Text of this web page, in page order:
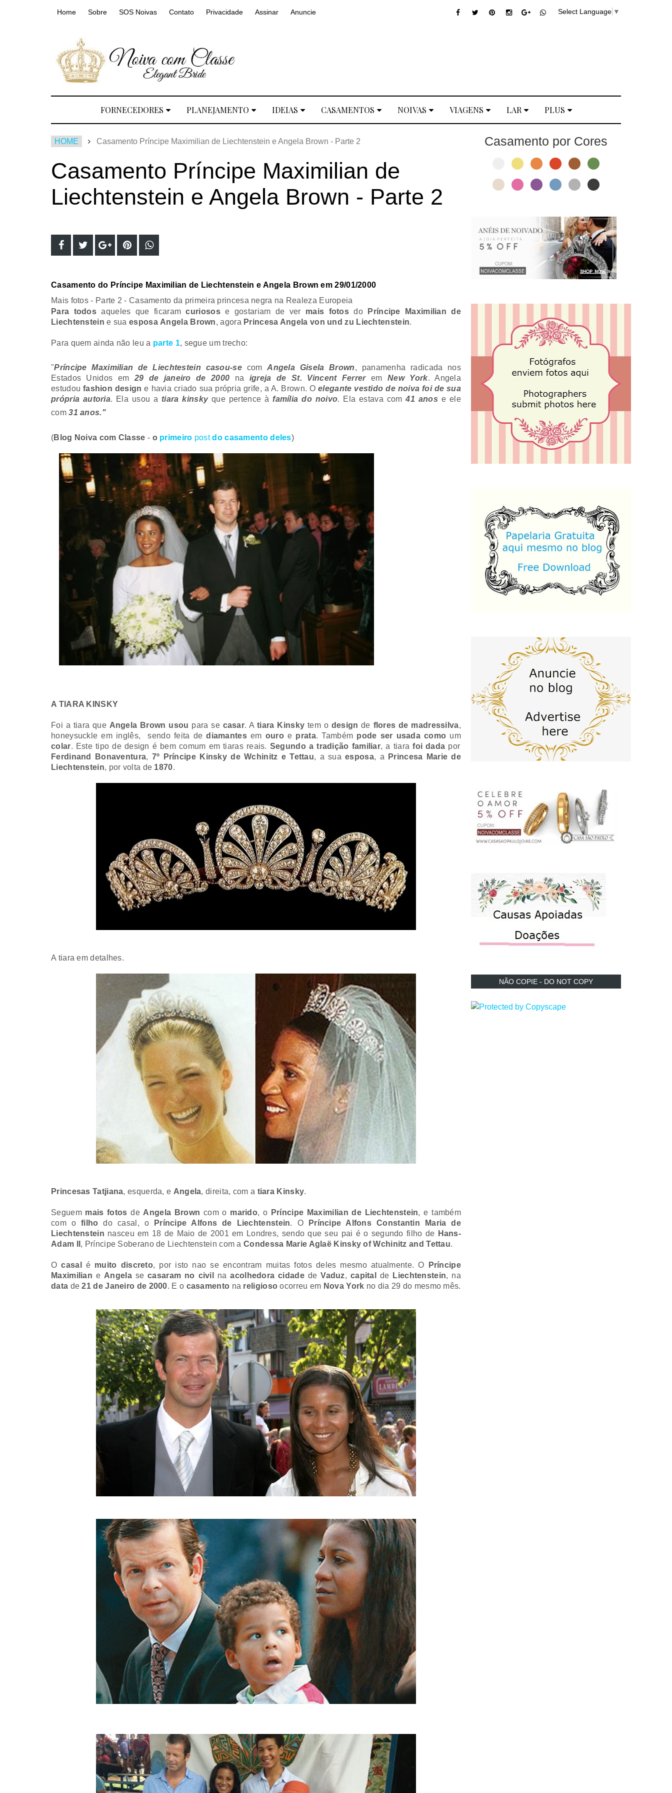
Home Sobre SOS Noivas Contato Privacidade Assinar Anuncie Select Language ▼
FORNECEDORES PLANEJAMENTO IDEIAS CASAMENTOS NOIVAS VIAGENS LAR PLUS
HOME Casamento Príncipe Maximilian de Liechtenstein e Angela Brown - Parte 2
Casamento Príncipe Maximilian de
Liechtenstein e Angela Brown - Parte 2
Casamento do Príncipe Maximilian de Liechtenstein e Angela Brown em 29/01/2000
Mais fotos - Parte 2 - Casamento da primeira princesa negra na Realeza Europeia
Para todos aqueles que ficaramcuriosose gostariam de ver mais fotos do
Príncipe Maximilian de
Liechtenstein e suaesposa Angela Brown, agora Princesa Angela von und zu Liechtenstein.
Para quem ainda não leu a parte 1, segue um trecho:
"Príncipe Maximilian de Liechtestein casou-se comAngela Gisela Brown, panamenha radicada nos
Estados Unidos em 29 de janeiro de 2000 na igreja de St. Vincent FerreremNew York. Angela
estudou fashion design e havia criado sua própria grife, a A. Brown. Oelegante vestido de noiva foi de sua
própria autoria. Ela usou a tiara kinskyque pertence àfamília do noivo. Ela estava com41 anos e ele
com31 anos."
(Blog Noiva com Classe - o primeiro postdo casamento deles)
A TIARA KINSKY
Foi a tiara que Angela Brown usou para se casar. Atiara Kinsky tem o design de flores de madressilva,
honeysuckle em inglês, sendo feita dediamantesem ouroe prata. Também pode ser usada como um
colar. Este tipo de design é bem comum em tiaras reais. Segundo a tradição familiar, a tiarafoi dada por
Ferdinand Bonaventura, 7º Príncipe Kinsky de Wchinitz e Tettau, a suaesposa, a
Princesa Marie de
Liechtenstein, por volta de 1870.
A tiara em detalhes.
Princesas Tatjiana, esquerda, e Angela, direita, com a tiara Kinsky.
Seguem mais fotos de Angela Brown com o marido, o Príncipe Maximilian de Liechtenstein, e também
com ofilho do casal, o Príncipe Alfons de Liechtenstein. O
Príncipe Alfons Constantin Maria de
Liechtenstein nasceu em 18 de Maio de 2001 em Londres, sendo que seu pai é o segundo filho de Hans-
Adam II , Príncipe Soberano de Liechtenstein com aCondessa Marie Aglaë Kinsky of Wchinitz and Tettau.
Ocasal é muito discreto, por isto nao se encontram muitas fotos deles mesmo atualmente. O
Príncipe
Maximilian e Angelasecasaram no civil na acolhedora cidade de Vaduz, capital de Liechtenstein, na
data de21 de Janeiro de 2000. E o casamento na religioso ocorreu em Nova York no dia 29 do mesmo mês.
Casamento por Cores
NÃO COPIE - DO NOT COPY